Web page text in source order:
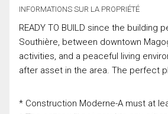
INFORMATIONS SUR LA PROPRIÉTÉ
READY TO BUILD since the
Southière, between downtown
activities, and a peaceful living
after asset in the area. The perfect
* Construction Moderne-A must at